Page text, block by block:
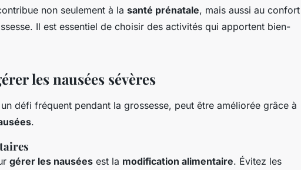
non seulement à la santé prénatale, mais aussi au confort
Il est essentiel de choisir des activités qui apportent bien-
les nausées sévères
défi fréquent pendant la grossesse, peut être améliorée grâce à
.
gérer les nausées est la modification alimentaire. Évitez les